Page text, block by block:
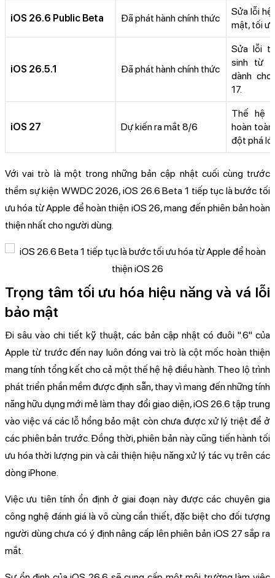
iOS 26.6 Public Beta Đã phát hành chính thức
Sửa lỗi
mật, tối
iOS 26.5.1 Đã phát hành chính thức
Sửa lỗi
sinh từ
dành
17.
iOS 27 Dự kiến ra mắt 8/6
Thế hệ
hoàn
đột phá
Với vai trò là một trong những bản cập nhật cuối cùng trước
thềm sự kiện WWDC 2026, iOS 26.6 Beta 1 tiếp tục là bước tối
ưu hóa từ Apple để hoàn thiện iOS 26, mang đến phiên bản hoàn
thiện nhất cho người dùng.
Trọng tâm tối ưu hóa hiệu năng và vá lỗi
bảo mật
Đi sâu vào chi tiết kỹ thuật, các bản cập nhật có đuôi ".6" của
Apple từ trước đến nay luôn đóng vai trò là cột mốc hoàn thiện
mang tính tổng kết cho cả một thế hệ hệ điều hành. Theo lộ trình
phát triển phần mềm được định sẵn, thay vì mang đến những tính
năng hữu dụng mới mẻ làm thay đổi giao diện, iOS 26.6 tập trung
vào việc vá các lỗ hổng bảo mật còn chưa được xử lý triệt để ở
các phiên bản trước. Đồng thời, phiên bản này cũng tiến hành tối
ưu hóa thời lượng pin và cải thiện hiệu năng xử lý tác vụ trên các
dòng iPhone.
Việc ưu tiên tính ổn định ở giai đoạn này được các chuyên gia
công nghệ đánh giá là vô cùng cần thiết, đặc biệt cho đối tượng
người dùng chưa có ý định nâng cấp lên phiên bản iOS 27 sắp ra
mắt.